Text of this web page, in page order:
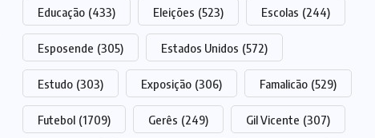
Educação (433) Eleições (523) Escolas (244)
Esposende (305) Estados Unidos (572)
Estudo (303) Exposição (306) Famalicão (529)
Futebol (1709) Gerês (249) Gil Vicente (307)